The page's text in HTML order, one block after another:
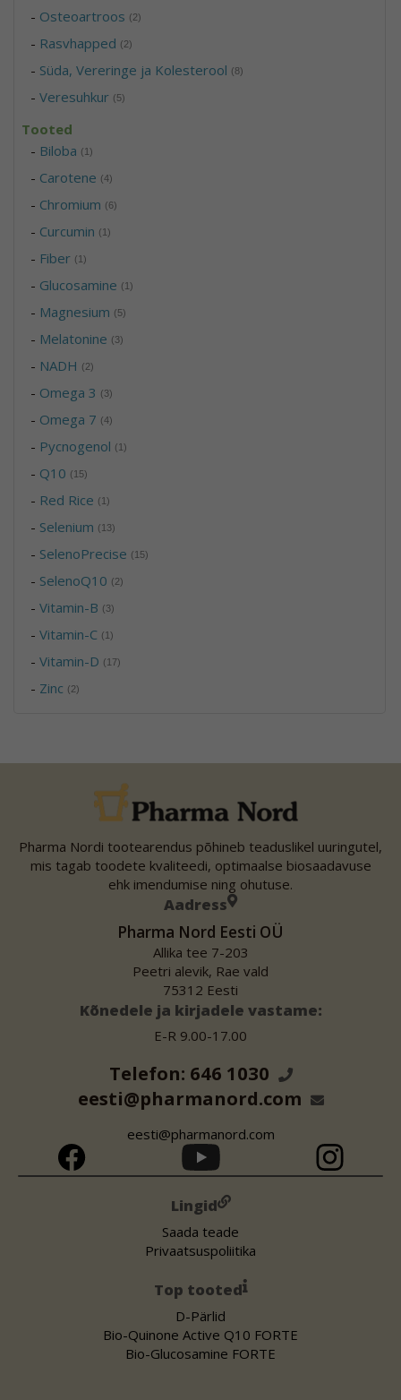
- Osteoartroos (2)
- Rasvhapped (2)
- Süda, Vereringe ja Kolesterool (8)
-Veresuhkur (5)
Tooted
- Biloba (1)
- Carotene (4)
- Chromium (6)
- Curcumin (1)
- Fiber (1)
- Glucosamine (1)
- Magnesium (5)
- Melatonine (3)
- NADH (2)
- Omega 3 (3)
- Omega 7 (4)
- Pycnogenol (1)
- Q10 (15)
- Red Rice (1)
- Selenium (13)
- SelenoPrecise (15)
- SelenoQ10 (2)
-Vitamin-B (3)
-Vitamin-C (1)
-Vitamin-D (17)
- Zinc (2)
Pharma Nordi tootearendus põhineb teaduslikel uuringutel,
mis tagab toodete kvaliteedi, optimaalse biosaadavuse
ehk imendumise ning ohutuse.
Aadress
Pharma Nord Eesti OÜ
Allika tee 7-203
Peetri alevik, Rae vald
75312 Eesti
Kõnedele ja kirjadele vastame:
E-R 9.00-17.00
Telefon: 646 1030
eesti@pharmanord.com
eesti@pharmanord.com
Lingid
Saada teade
Privaatsuspoliitika
Top tooted
D-Pärlid
Bio-Quinone Active Q10 FORTE
Bio-Glucosamine FORTE